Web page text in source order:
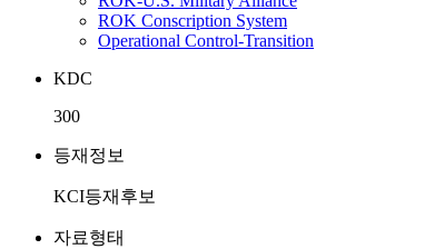
ROK Conscription System
Operational Control-Transition
KDC
300
등재정보
KCI등재후보
자료형태